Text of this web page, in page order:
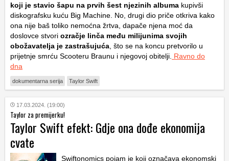
koji je stavio šapu na prvih šest njezinih albuma kupivši
diskografsku kuću Big Machine. No, drugi dio priče otkriva kako
ona nije baš toliko nemoćna žrtva, dapače njena moć da
doslovce stvori ozračje linča među milijunima svojih
obožavatelja je zastrašujuća , što se na koncu pretvorilo u
prijetnje smrću Scooteru Braunu i njegovoj obitelji. Ravno do
dna
dokumentarna serija Taylor Swift
17.03.2024. (19:00)
Taylor za premijerku!
Taylor Swift efekt: Gdje ona dođe ekonomija
cvate
Swiftonomics pojam je koji označava ekonomski